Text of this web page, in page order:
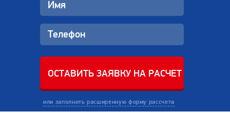
или заполнить расширенную форму рассчета